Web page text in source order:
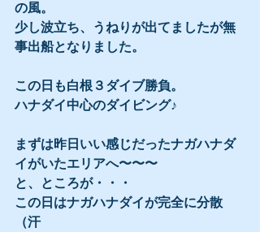
の風。
少し波立ち、うねりが出てましたが無
事出船となりました。
この日も白根３ダイブ勝負。
ハナダイ中心のダイビング♪
まずは昨日いい感じだったナガハナダ
イがいたエリアへ〜〜〜
と、ところが・・・
この日はナガハナダイが完全に分散
（汗